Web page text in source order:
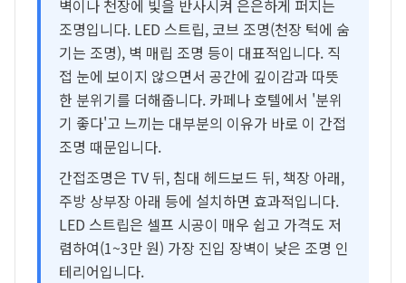
벽이나 천장에 빛을 반사시켜 은은하게 퍼지는
조명입니다. LED 스트립, 코브 조명(천장 턱에 숨
기는 조명), 벽 매립 조명 등이 대표적입니다. 직
접 눈에 보이지 않으면서 공간에 깊이감과 따뜻
한 분위기를 더해줍니다. 카페나 호텔에서 '분위
기 좋다'고 느끼는 대부분의 이유가 바로 이 간접
조명 때문입니다.
간접조명은 TV 뒤, 침대 헤드보드 뒤, 책장 아래,
주방 상부장 아래 등에 설치하면 효과적입니다.
LED 스트립은 셀프 시공이 매우 쉽고 가격도 저
렴하여(1~3만 원) 가장 진입 장벽이 낮은 조명 인
테리어입니다.